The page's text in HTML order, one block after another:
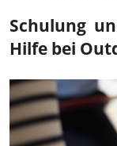
Schulung
Hilfe bei